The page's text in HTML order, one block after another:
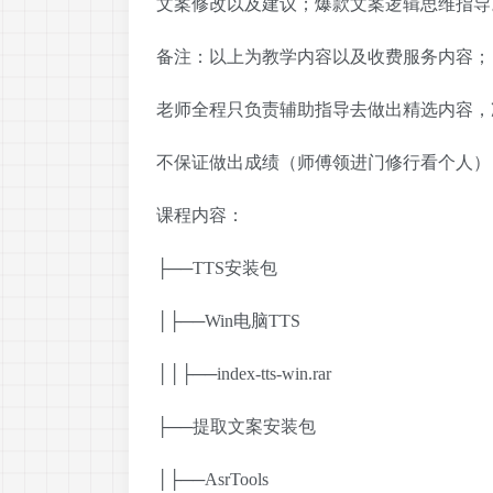
文案修改以及建议；爆款文案逻辑思维指导
备注：以上为教学内容以及收费服务内容；
老师全程只负责辅助指导去做出精选内容，
不保证做出成绩（师傅领进门修行看个人）
课程内容：
├──TTS安装包
│├──Win电脑TTS
││├──index-tts-win.rar
├──提取文案安装包
│├──AsrTools